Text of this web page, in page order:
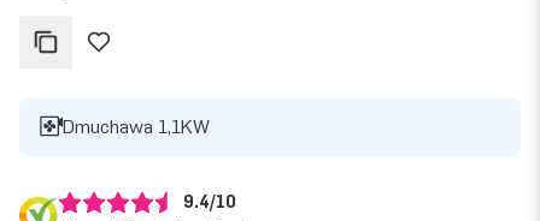
Dmuchawa 1,1KW
9.4/10